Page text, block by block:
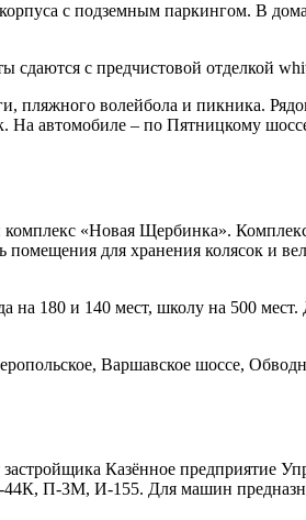
с подземным паркингом. В
сдаются с предчистовой отделкой
пляжного волейбола и пикника.
автомобиле – по Пятницкому
«Новая Щербинка».
помещения для хранения колясок и
на 180 и 140 мест, школу на 500 мест.
Варшавское шоссе,
Казённое предприятие
44К, П-3М, И-155. Для машин